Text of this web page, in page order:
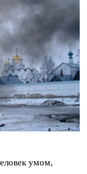
умом,